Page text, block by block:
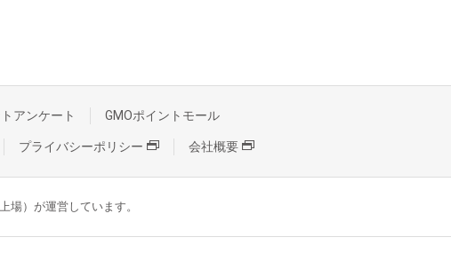
アンケート GMOポイントモール
プライバシーポリシー 会社概要
場）が運営しています。